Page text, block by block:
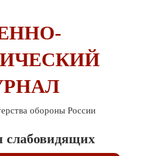
обороны России
слабовидящих